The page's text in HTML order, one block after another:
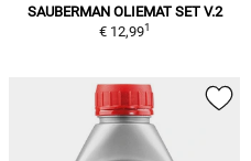
SAUBERMAN OLIEMAT SET V.2
€ 12,991